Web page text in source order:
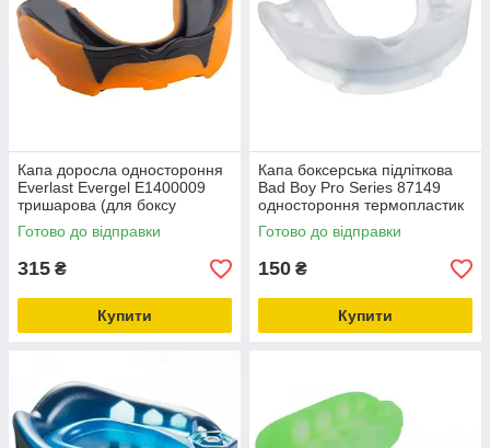
Капа доросла одностороння
Everlast Evergel E1400009
тришарова (для боксу
єдиноборств) Чорно-
жовтогарячий
Готово до відправки
315 ₴
Купити
Капа боксерська підліткова
Bad Boy Pro Series 87149
одностороння термопластик
(вікон 11+) Прозорий
Готово до відправки
150 ₴
Купити